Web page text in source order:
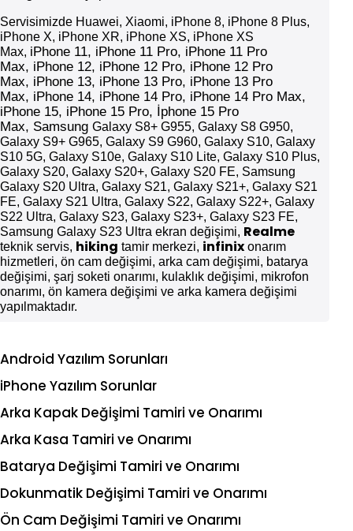
Servisimizde Huawei, Xiaomi, iPhone 8, iPhone 8 Plus,
iPhone X, iPhone XR, iPhone XS, iPhone XS
Max, iPhone 11, iPhone 11 Pro, iPhone 11 Pro
Max, iPhone 12, iPhone 12 Pro, iPhone 12 Pro
Max, iPhone 13, iPhone 13 Pro, iPhone 13 Pro
Max, iPhone 14, iPhone 14 Pro, iPhone 14 Pro Max,
iPhone 15, iPhone 15 Pro, İphone 15 Pro
Max, Samsung Galaxy S8+ G955, Galaxy S8 G950,
Galaxy S9+ G965, Galaxy S9 G960, Galaxy S10, Galaxy
S10 5G, Galaxy S10e, Galaxy S10 Lite, Galaxy S10 Plus,
Galaxy S20, Galaxy S20+, Galaxy S20 FE, Samsung
Galaxy S20 Ultra, Galaxy S21, Galaxy S21+, Galaxy S21
FE, Galaxy S21 Ultra, Galaxy S22, Galaxy S22+, Galaxy
S22 Ultra, Galaxy S23, Galaxy S23+, Galaxy S23 FE,
Samsung Galaxy S23 Ultra ekran değişimi, Realme
teknik servis, hiking tamir merkezi, infinix onarım
hizmetleri, ön cam değişimi, arka cam değişimi, batarya
değişimi, şarj soketi onarımı, kulaklık değişimi, mikrofon
onarımı, ön kamera değişimi ve arka kamera değişimi
yapılmaktadır.
Android Yazılım Sorunları
iPhone Yazılım Sorunlar
Arka Kapak Değişimi Tamiri ve Onarımı
Arka Kasa Tamiri ve Onarımı
Batarya Değişimi Tamiri ve Onarımı
Dokunmatik Değişimi Tamiri ve Onarımı
Ön Cam Değişimi Tamiri ve Onarımı